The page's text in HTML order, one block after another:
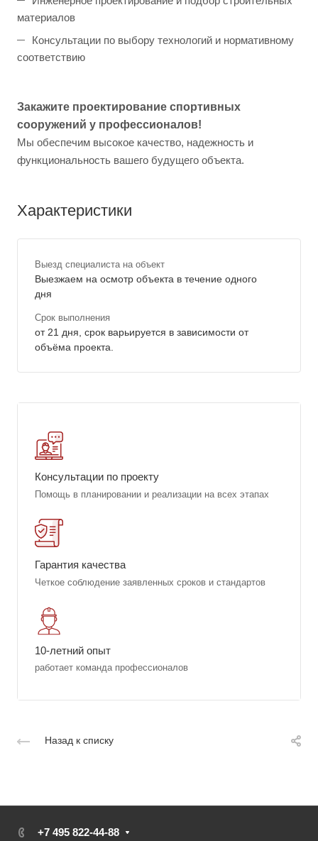
материалов
Консультации по выбору технологий и нормативному
соответствию
Закажите проектирование спортивных
сооружений у профессионалов!
Мы обеспечим высокое качество, надежность и
функциональность вашего будущего объекта.
Характеристики
Выезд специалиста на объект
Выезжаем на осмотр объекта в течение одного
дня
Срок выполнения
от 21 дня, срок варьируется в зависимости от
объёма проекта.
Консультации по проекту
Помощь в планировании и реализации на всех этапах
Гарантия качества
Четкое соблюдение заявленных сроков и стандартов
10-летний опыт
работает команда профессионалов
Назад к списку
+7 495 822-44-88